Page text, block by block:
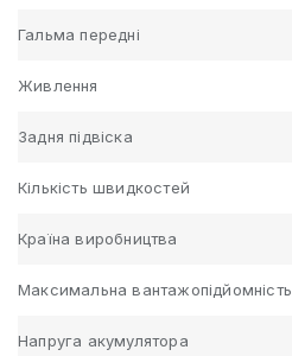
Гальма передні
Живлення
Задня підвіска
Кількість швидкостей
Країна виробництва
Максимальна вантажопідйомність
Напруга акумулятора